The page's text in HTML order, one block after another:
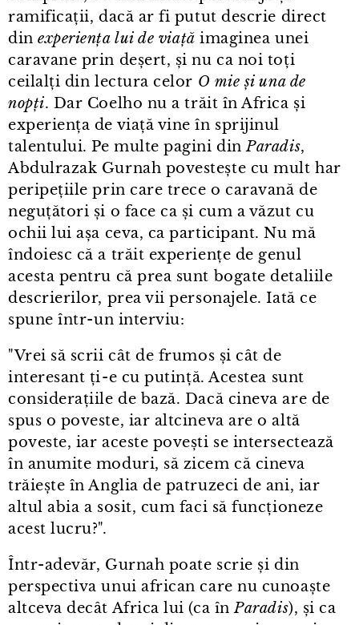
ramificații, dacă ar fi putut descrie direct
dinexperiența lui de viață imaginea unei
caravane prin deșert, și nu ca noi toți
ceilalți din lectura celor O mie și una de
nopți. Dar Coelho nu a trăit în Africa și
experiența de viață vine în sprijinul
talentului. Pe multe pagini dinParadis,
Abdulrazak Gurnah povestește cu mult har
peripețiile prin care trece o caravană de
neguțători și o face ca și cum a văzut cu
ochii lui așa ceva, ca participant. Nu mă
îndoiesc că a trăit experiențe de genul
acesta pentru că prea sunt bogate detaliile
descrierilor, prea vii personajele. Iată ce
spune într⁠-⁠un interviu:
"Vrei să scrii cât de frumos și cât de
interesant ți⁠-⁠e cu putință. Acestea sunt
considerațiile de bază. Dacă cineva are de
spus o poveste, iar altcineva are o altă
poveste, iar aceste povești se intersectează
în anumite moduri, să zicem că cineva
trăiește în Anglia de patruzeci de ani, iar
altul abia a sosit, cum faci să funcționeze
acest lucru?".
Într⁠-⁠adevăr, Gurnah poate scrie și din
perspectiva unui african care nu cunoaște
altceva decât Africa lui (ca înParadis), și ca